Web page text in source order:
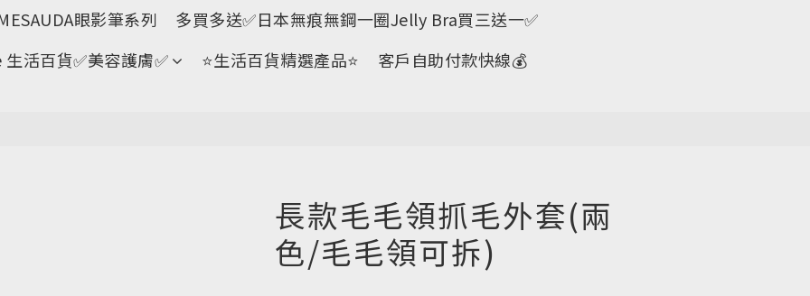
眼影筆系列
多買多送✅️日本無痕無鋼一圈Jelly Bra買三送一✅️
活百貨✅美容護膚✅
⭐生活百貨精選產品⭐ 客戶自助付款快線💰
長款毛毛領抓毛外套(兩
色/毛毛領可拆)